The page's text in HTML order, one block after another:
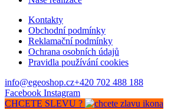
Kontakty
Obchodní podmínky
Reklamační podmínky
Ochrana osobních údajů
Pravidla používání cookies
info@egeoshop.cz+420 702 488 188
Facebook Instagram
CHCETE SLEVU ?